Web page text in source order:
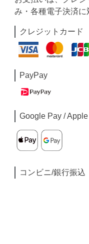
み・各種電子決済に
クレジットカード
PayPay
Google Pay /
コンビニ/銀行振込